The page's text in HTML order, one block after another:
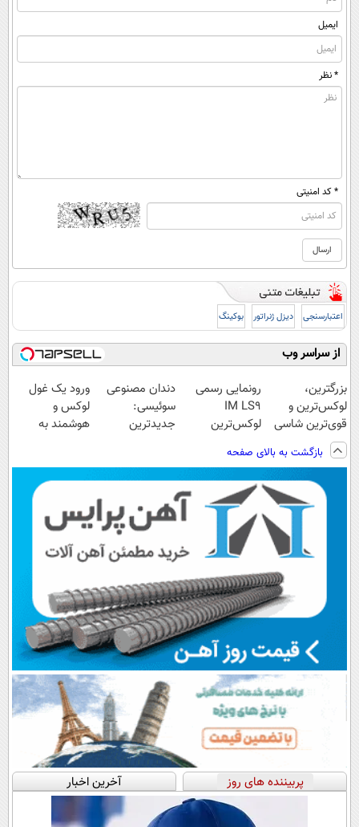
ایمیل
* نظر
* کد امنیتی
اعتبارسنجی دیزل ژنراتور بوکینگ
از سراسر وب
بزرگترین،
لوکس‌ترین و
قوی‌ترین شاسی
ایران رونمایی
رونمایی رسمی
IM LS9
لوکس‌ترین
دندان مصنوعی
سوئیسی:
جدیدترین
پرداخت قسطی
ورود یک غول
لوکس و
هوشمند به
شد
بازگشت به بالای صفحه
پربیننده های روز آخرین اخبار